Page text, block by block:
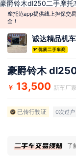
豪爵铃木dl250二手摩托
摩托范app提供线上担保交
全！
诚达精品机
豪爵铃木
￥ 13,500 新车厂
已传行驶证 0次过户
了